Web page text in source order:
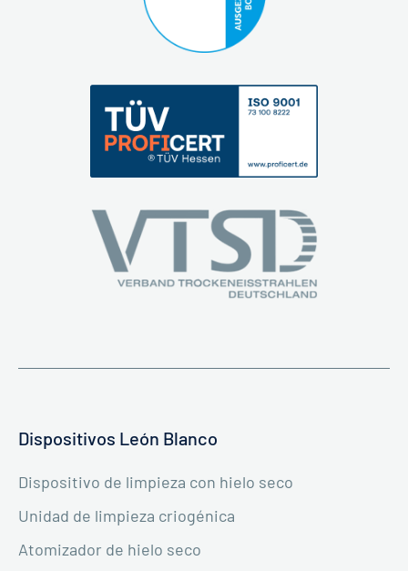
Dispositivos León Blanco
Dispositivo de limpieza con hielo seco
Unidad de limpieza criogénica
Atomizador de hielo seco